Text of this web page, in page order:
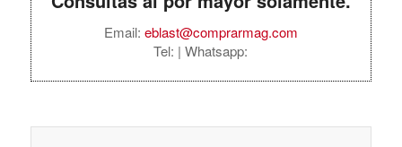
Email: eblast@comprarmag.com
Tel: | Whatsapp: